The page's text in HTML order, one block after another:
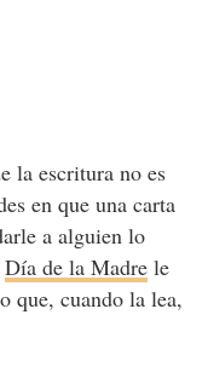
la escritura no es
en que una carta
a alguien lo
Día de la Madrele
que, cuando la lea,